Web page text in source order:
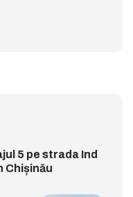
5 pe strada Ind
Chișinău